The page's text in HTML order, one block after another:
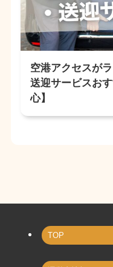
空港アクセスが
送迎サービスお
心】
TOP